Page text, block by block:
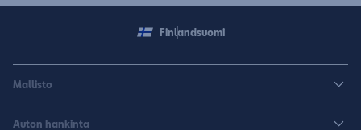
Finlandsuomi
Mallisto
Auton hankinta